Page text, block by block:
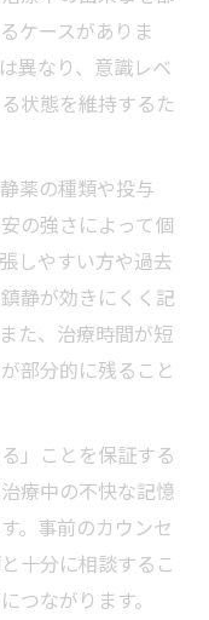
ケースがありま
異なり、意識レベ
状態を維持するた
薬の種類や投与
の強さによって個
しやすい方や過去
静が効きにくく記
た、治療時間が短
部分的に残ること
」ことを保証する
療中の不快な記憶
。事前のカウンセ
十分に相談するこ
つながります。